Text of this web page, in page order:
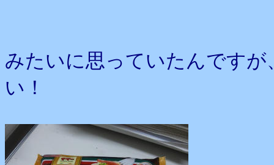
みたいに思っていたんです
い！